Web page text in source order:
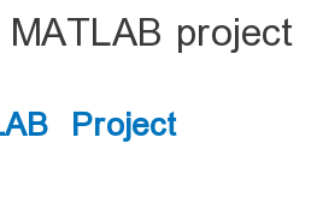
MATLAB project
Project